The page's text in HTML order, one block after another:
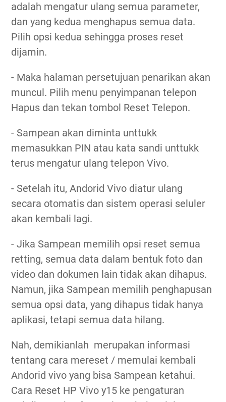
adalah mengatur ulang semua parameter,
dan yang kedua menghapus semua data.
Pilih opsi kedua sehingga proses reset
dijamin.
- Maka halaman persetujuan penarikan akan
muncul. Pilih menu penyimpanan telepon
Hapus dan tekan tombol Reset Telepon.
- Sampean akan diminta unttukk
memasukkan PIN atau kata sandi unttukk
terus mengatur ulang telepon Vivo.
- Setelah itu, Andorid Vivo diatur ulang
secara otomatis dan sistem operasi seluler
akan kembali lagi.
- Jika Sampean memilih opsi reset semua
retting, semua data dalam bentuk foto dan
video dan dokumen lain tidak akan dihapus.
Namun, jika Sampean memilih penghapusan
semua opsi data, yang dihapus tidak hanya
aplikasi, tetapi semua data hilang.
Nah, demikianlah merupakan informasi
tentang cara mereset / memulai kembali
Andorid vivo yang bisa Sampean ketahui.
Cara Reset HP Vivo y15 ke pengaturan